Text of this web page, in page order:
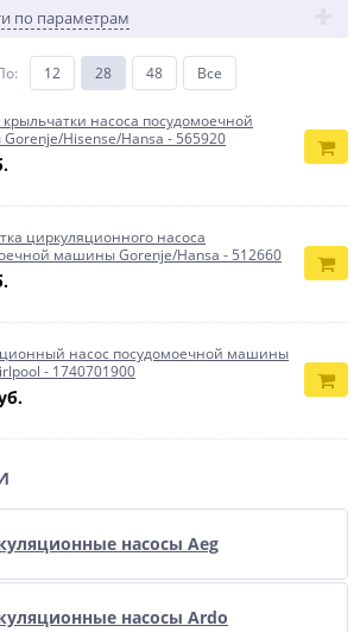
по параметрам
: 12 28 48 Все
насоса посудомоечной
Hisense/Hansa - 565920
циркуляционного насоса
машины Gorenje/Hansa - 512660
насос посудомоечной машины
- 1740701900
насосы Aeg
насосы Ardo